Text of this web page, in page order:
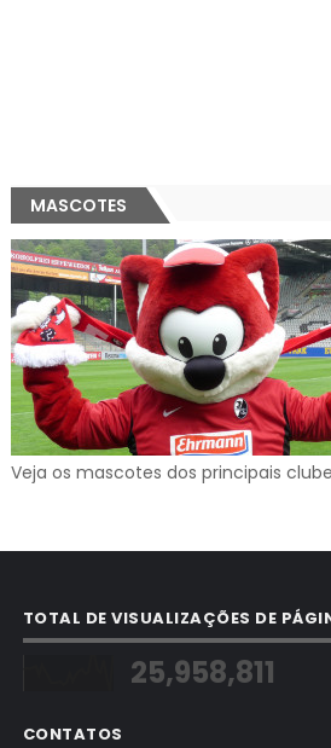
MASCOTES
Veja os mascotes dos principais
TOTAL DE VISUALIZAÇÕES DE
25,958,811
CONTATOS